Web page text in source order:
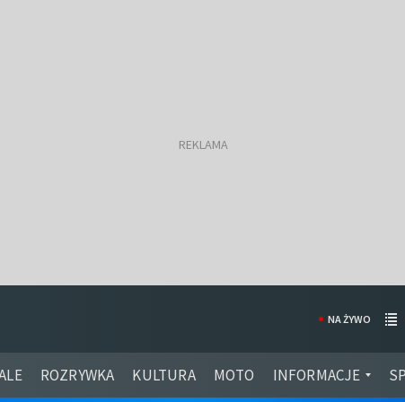
ROZRYWKA KULTURA MOTO INFORMACJE
NA ŻYWO